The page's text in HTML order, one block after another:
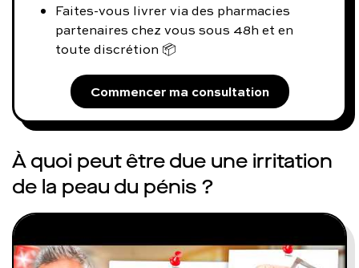
Faites-vous livrer via des pharmacies
partenaires chez vous sous 48h et en
toute discrétion 📦
Commencer ma consultation
À quoi peut être due une irritation
de la peau du pénis ?